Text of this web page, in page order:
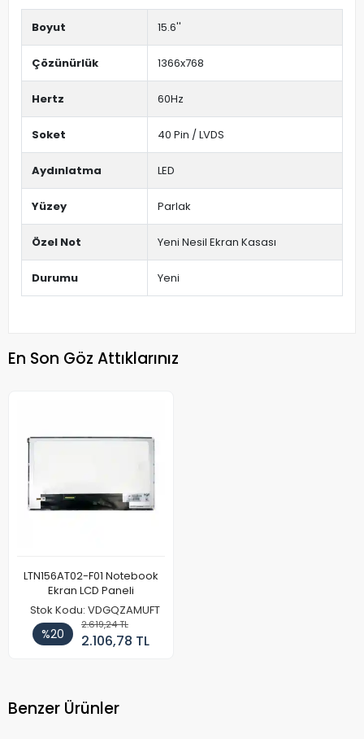
Boyut 15.6''
Çözünürlük 1366x768
Hertz 60Hz
Soket 40 Pin / LVDS
Aydınlatma LED
Yüzey Parlak
Özel Not Yeni Nesil Ekran Kasası
Durumu Yeni
En Son Göz Attıklarınız
LTN156AT02-F01 Notebook
Ekran LCD Paneli
Stok Kodu: VDGQZAMUFT
%20
2.619,24 TL
2.106,78 TL
Benzer Ürünler